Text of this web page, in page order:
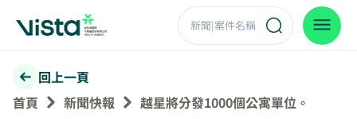
回上一頁
首頁
新聞快報 越星將分發1000個公寓單位。